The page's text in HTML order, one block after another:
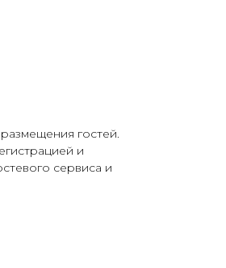
гостей.
и
сервиса и